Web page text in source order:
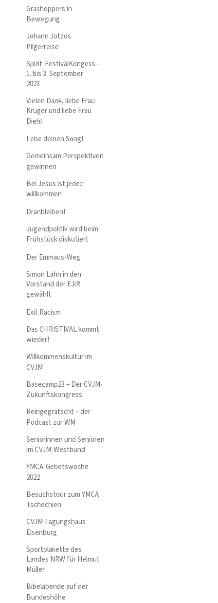
Grashoppers in
Bewegung
Johann Jotzos
Pilgerreise
Spirit-FestivalKongess –
1. bis 3. September
2023
Vielen Dank, liebe Frau
Krüger und liebe Frau
Diehl
Lebe deinen Song!
Gemeinsam Perspektiven
gewinnen
Bei Jesus ist jede:r
willkommen
Dranbleiben!
Jugendpolitik wird beim
Frühstück diskutiert
Der Emmaus-Weg
Simon Lahn in den
Vorstand der EJiR
gewählt
Exit Racism
Das CHRISTIVAL kommt
wieder!
Willkommenskultur im
CVJM
Basecamp23 – Der CVJM-
Zukunftskongress
Reingegrätscht – der
Podcast zur WM
Seniorinnen und Senioren
im CVJM-Westbund
YMCA-Gebetswoche
2022
Besuchstour zum YMCA
Tschechien
CVJM-Tagungshaus
Elsenburg
Sportplakette des
Landes NRW für Helmut
Müller
Bibelabende auf der
Bundeshöhe